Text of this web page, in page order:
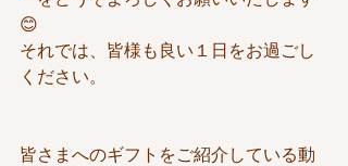
😊
それでは、皆様も良い１日をお過ごし
ください。
皆さまへのギフトをご紹介している動